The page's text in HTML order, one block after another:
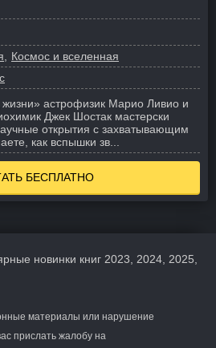
Космос и вселенная
жизни» астрофизик Марио Ливио и
Джек Шостак мастерски
открытия с захватывающим
как вспышки зв...
БЕСПЛАТНО
новинки книг 2023, 2024, 2025,
материалы или нарушение
прислать жалобу на